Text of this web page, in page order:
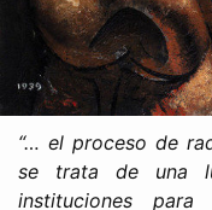
“… el proceso de
se trata de una
instituciones